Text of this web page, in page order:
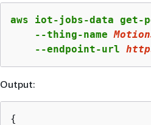
aws iot-jobs-data get-
    --thing-name
    --endpoint-url
Output:
{